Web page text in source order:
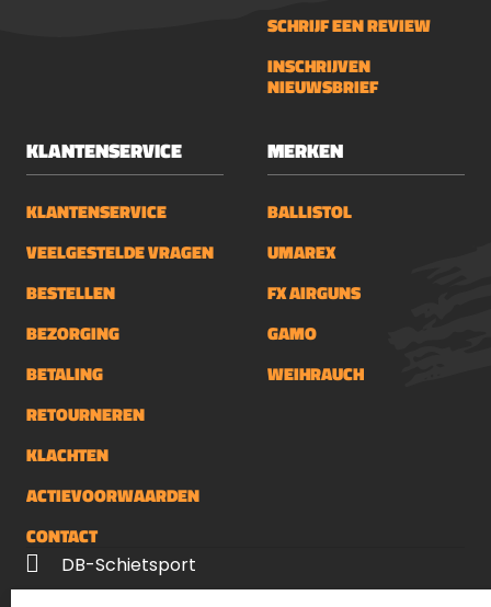
SCHRIJF EEN REVIEW
INSCHRIJVEN
NIEUWSBRIEF
KLANTENSERVICE
KLANTENSERVICE
VEELGESTELDE VRAGEN
BESTELLEN
BEZORGING
BETALING
RETOURNEREN
KLACHTEN
ACTIEVOORWAARDEN
CONTACT
MERKEN
BALLISTOL
UMAREX
FX AIRGUNS
GAMO
WEIHRAUCH
DB-Schietsport